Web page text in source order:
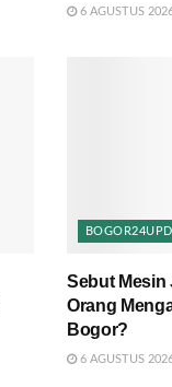
6 AGUSTUS
Sebut Mesin
Orang
Bogor?
6 AGUSTUS